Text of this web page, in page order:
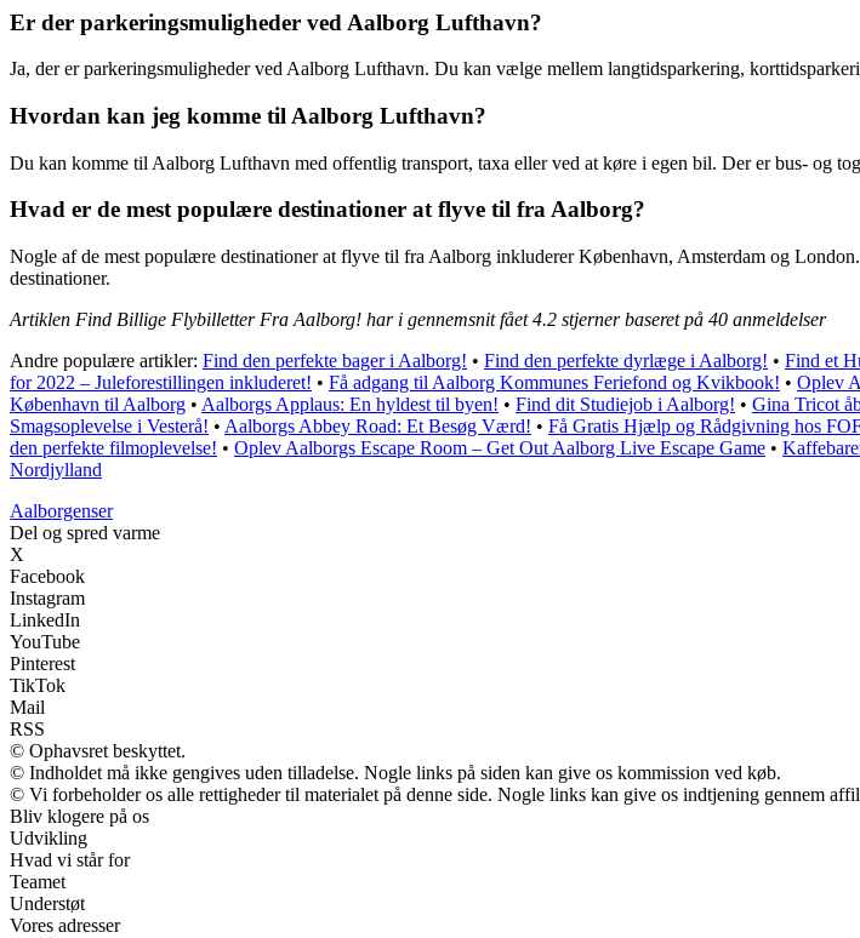
Er der parkeringsmuligheder ved Aalborg Lufthavn?
Ja, der er parkeringsmuligheder ved Aalborg Lufthavn. Du kan vælge mellem langtidsparkering,
Hvordan kan jeg komme til Aalborg Lufthavn?
Du kan komme til Aalborg Lufthavn med offentlig transport, taxa eller ved at køre i egen bil. Der er bus- og
Hvad er de mest populære destinationer at flyve til fra Aalborg?
Nogle af de mest populære destinationer at flyve til fra Aalborg inkluderer København, Amsterdam og
destinationer.
Artiklen Find Billige Flybilletter Fra Aalborg! har i gennemsnit fået4.2 stjerner baseret på 40 anmeldelser
Andre populære artikler: Find den perfekte bager i Aalborg! • Find den perfekte dyrlæge i Aalborg! • Find et
for 2022 – Juleforestillingen inkluderet! • Få adgang til Aalborg Kommunes Feriefond og Kvikbook! • Oplev
København til Aalborg • Aalborgs Applaus: En hyldest til byen! • Find dit Studiejob i Aalborg! • Gina Tricot
Smagsoplevelse i Vesterå! • Aalborgs Abbey Road: Et Besøg Værd! • Få Gratis Hjælp og Rådgivning hos
den perfekte filmoplevelse! • Oplev Aalborgs Escape Room – Get Out Aalborg Live Escape Game •
Nordjylland
Aalborgenser
Del og spred varme
X
Facebook
Instagram
LinkedIn
YouTube
Pinterest
TikTok
Mail
RSS
© Ophavsret beskyttet.
© Indholdet må ikke gengives uden tilladelse. Nogle links på siden kan give os kommission ved køb.
© Vi forbeholder os alle rettigheder til materialet på denne side. Nogle links kan give os indtjening gennem
Bliv klogere på os
Udvikling
Hvad vi står for
Teamet
Understøt
Vores adresser